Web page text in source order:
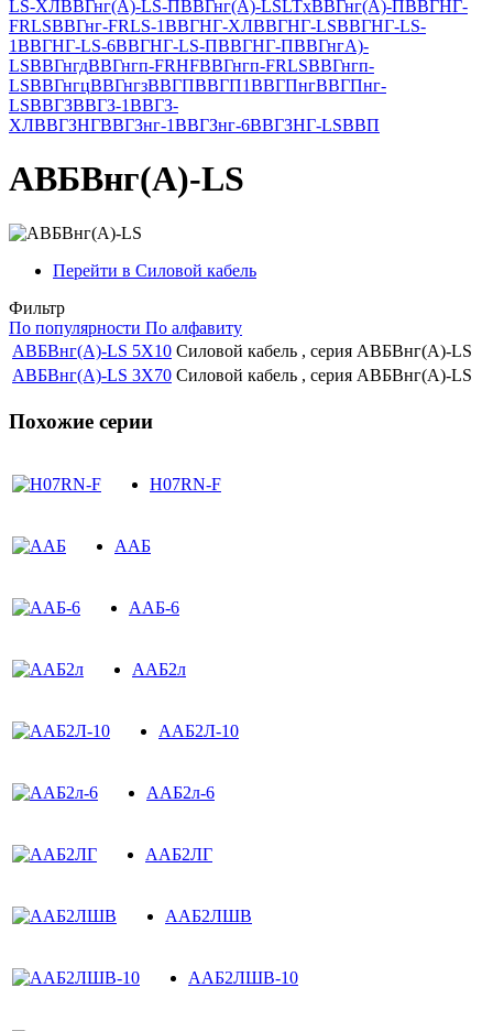
LS-ХЛВВГнг(А)-LS-ПВВГнг(А)-LSLTxВВГнг(А)-ПВВГНГ-
FRLSВВГнг-FRLS-1ВВГНГ-ХЛВВГНГ-LSВВГНГ-LS-
1ВВГНГ-LS-6ВВГНГ-LS-ПВВГНГ-ПВВГнгА)-
LSВВГнгдВВГнгп-FRHFВВГнгп-FRLSВВГнгп-
LSВВГнгцВВГнгзВВГПВВГП1ВВГПнгВВГПнг-
LSВВГЗВВГЗ-1ВВГЗ-
ХЛВВГЗНГВВГЗнг-1ВВГЗнг-6ВВГЗНГ-LSВВП
АВБВнг(A)-LS
Перейти в Силовой кабель
Фильтр
По популярности По алфавиту
АВБВнг(A)-LS 5Х10 Силовой кабель , серия АВБВнг(A)-LS
АВБВнг(A)-LS 3Х70 Силовой кабель , серия АВБВнг(A)-LS
Похожие серии
H07RN-F
ААБ
ААБ-6
ААБ2л
ААБ2Л-10
ААБ2л-6
ААБ2ЛГ
ААБ2ЛШВ
ААБ2ЛШВ-10